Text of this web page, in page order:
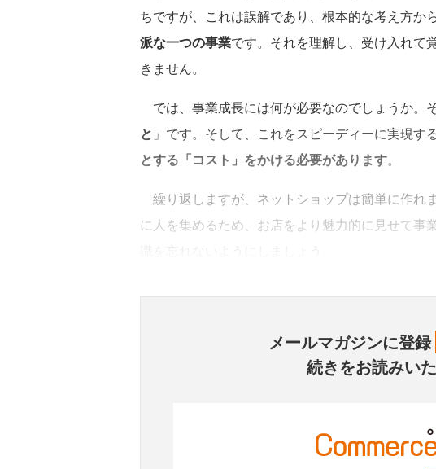
ちですが、これは誤解であり、根本的な考え方か
派な一つの事業です。それを理解し、受け入れて
きません。
では、事業成長には何が必要なのでしょうか。
と 」です。そして、これをスピーディーに実現す
とする「コスト」をかける必要があります。
繰り返しますが、ネットショップは簡単に作れ
に人を集めるため、お店をより魅力的に見せて事
メールマガジンに登録
続きをお読みい